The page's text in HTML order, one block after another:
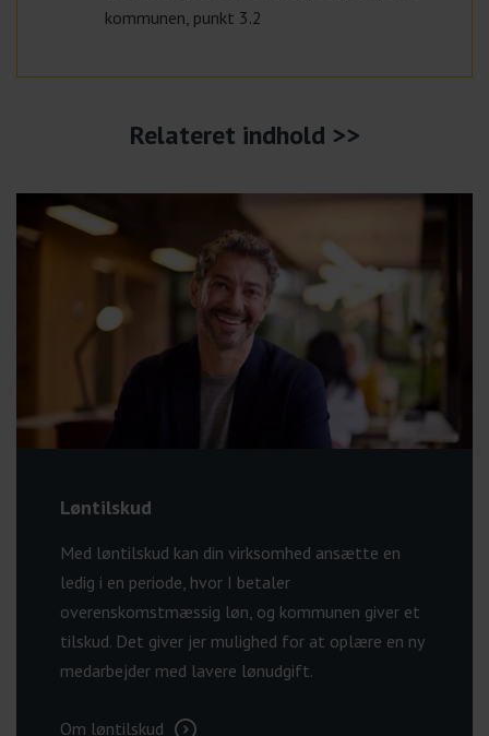
kommunen, punkt 3.2
Relateret indhold >>
Løntilskud
Med løntilskud kan din virksomhed ansætte en
ledig i en periode, hvor I betaler
overenskomstmæssig løn, og kommunen giver et
tilskud. Det giver jer mulighed for at oplære en ny
medarbejder med lavere lønudgift.
Om løntilskud